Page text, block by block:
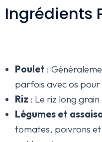
Ingrédients
Poulet :
parfois avec os
Riz : Le riz long
Légumes et
tomates, poivrons